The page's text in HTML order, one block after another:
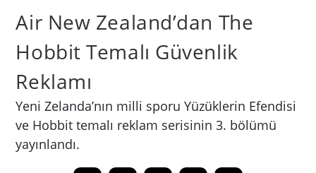
Air New Zealand’dan The
Hobbit Temalı Güvenlik
Reklamı
Yeni Zelanda’nın milli sporu Yüzüklerin Efendisi
ve Hobbit temalı reklam serisinin 3. bölümü
yayınlandı.